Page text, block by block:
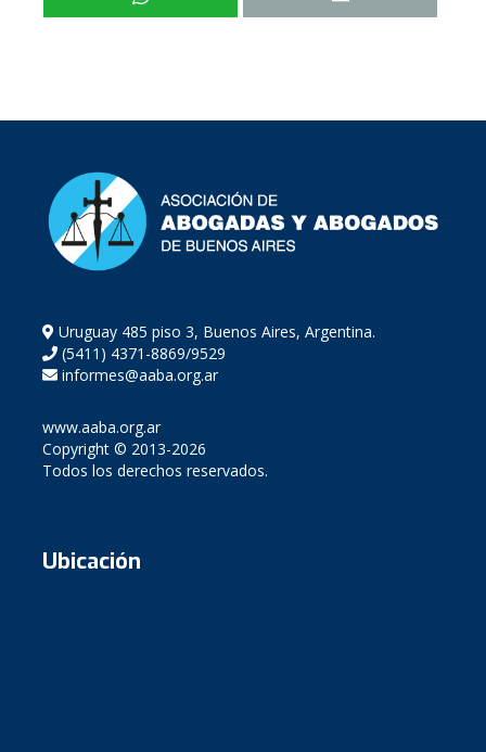
Uruguay 485 piso 3, Buenos Aires, Argentina.
(5411) 4371-8869/9529
informes@aaba.org.ar
www.aaba.org.ar
Copyright © 2013-2026
Todos los derechos reservados.
Ubicación